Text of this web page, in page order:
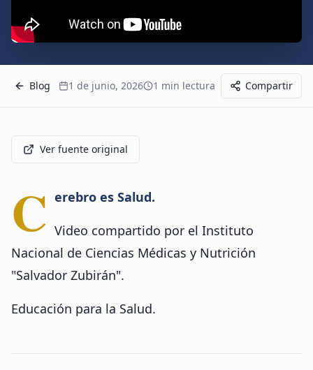
Blog 1 de junio, 2026 1 min lectura Compartir
Ver fuente original
C erebro es Salud.
Video compartido por el Instituto
Nacional de Ciencias Médicas y Nutrición
"Salvador Zubirán".
Educación para la Salud.